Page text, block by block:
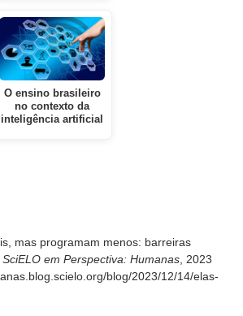
O ensino brasileiro
no contexto da
inteligência artificial
mas programam menos: barreiras
SciELO em Perspectiva: Humanas, 2023
blog/2023/12/14/elas-